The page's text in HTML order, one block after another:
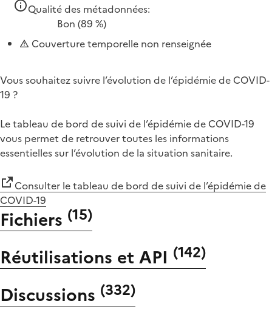
Qualité des métadonnées:
Bon (89 %)
Couverture temporelle non renseignée
Vous souhaitez suivre l’évolution de l’épidémie de COVID-
19 ?
Le tableau de bord de suivi de l’épidémie de COVID-19
vous permet de retrouver toutes les informations
essentielles sur l’évolution de la situation sanitaire.
Consulter le tableau de bord de suivi de l’épidémie de
COVID-19
Fichiers (15)
Réutilisations et API (142)
Discussions (332)